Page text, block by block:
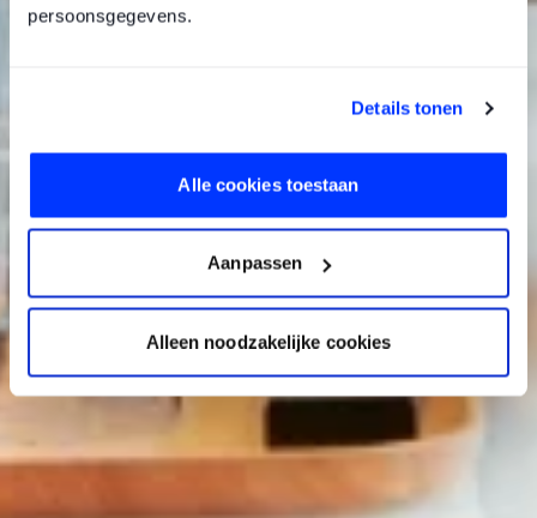
persoonsgegevens.
Details tonen
Alle cookies toestaan
Aanpassen
Alleen noodzakelijke cookies